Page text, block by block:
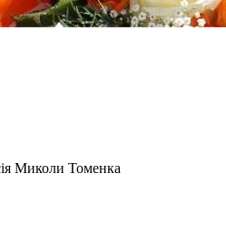
Миколи Томенка